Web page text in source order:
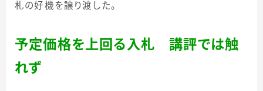
札の好機を譲り渡した。
予定価格を上回る入札 講評では触
れず